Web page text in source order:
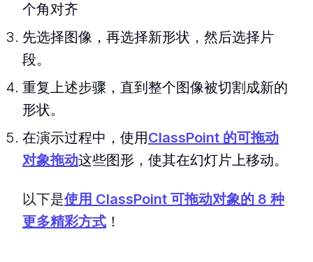
个角对齐
先选择图像，再选择新形状，然后选择片
段。
重复上述步骤，直到整个图像被切割成新的
形状。
在演示过程中，使用ClassPoint 的可拖动
对象拖动这些图形，使其在幻灯片上移动。
以下是使用 ClassPoint 可拖动对象的 8 种
更多精彩方式 ！